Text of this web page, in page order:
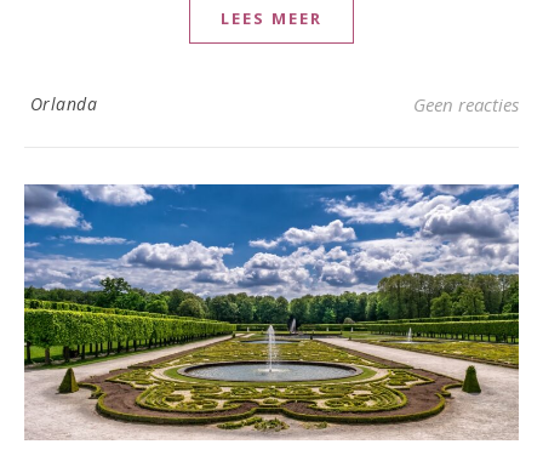
LEES MEER
Orlanda Geen reacties